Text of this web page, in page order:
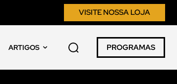
VISITE NOSSA LOJA
ARTIGOS PROGRAMAS